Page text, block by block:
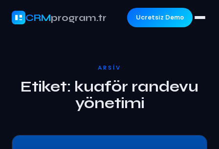
CRMprogram.tr Ucretsiz Demo
ARSIV
Etiket: kuaför randevu
yönetimi